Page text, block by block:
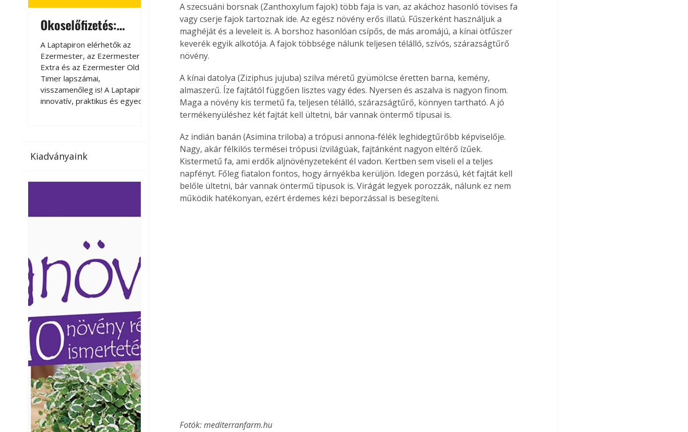
Okoselőfizetés:
Ezermester Extra
A Laptapiron elérhetők az
Ezermester, az Ezermester
Extra és az Ezermester Old
Timer lapszámai,
visszamenőleg is! A Laptapir új,
innovatív, praktikus és egyedi
az otthonában, útközben vagy
elérhetők lapszámaink. Bárhol,
Okoselőfizetés
A Laptapiron elérhetők az
Ezermester, az Ezermester
Timer lapszámai,
visszamenőleg is! A Laptapir új,
innovatív, praktikus és egyedi
megoldás a nyomtatott
magazinok digitális olvasására
számítógépen, okostelefonon
vagy táblagépen. Kényelmesen
az otthonában, útközben vagy
nyaralás, pihenés alatt is
elérhetők lapszámaink. Bárhol,
bármikor, akár külföldön élve
vagy dolgozva is olvashatók az
Együtt jobban megéri!
Bővebb információ itt!
Együtt jobban megéri! A
áron, 0 Ft postaköltséggel
megrendelhetők!
Kiadványaink
A szecsuáni borsnak (Zanthoxylum fajok) több faja is van, az akáchoz hasonló tövises fa
vagy cserje fajok tartoznak ide. Az egész növény erős illatú. Fűszerként használjuk a
maghéját és a leveleit is. A borshoz hasonlóan csípős, de más aromájú, a kínai ötfűszer
keverék egyik alkotója. A fajok többsége nálunk teljesen télálló, szívós, szárazságtűrő
növény.
A kínai datolya (Ziziphus jujuba) szilva méretű gyümölcse éretten barna, kemény,
almaszerű. Íze fajtától függően lisztes vagy édes. Nyersen és aszalva is nagyon finom.
Maga a növény kis termetű fa, teljesen télálló, szárazságtűrő, könnyen tartható. A jó
termékenyüléshez két fajtát kell ültetni, bár vannak öntermő típusai is.
Az indián banán (Asimina triloba) a trópusi annona-félék leghidegtűrőbb képviselője.
Nagy, akár félkilós termései trópusi ízvilágúak, fajtánként nagyon eltérő ízűek.
Kistermetű fa, ami erdők aljnövényzeteként él vadon. Kertben sem viseli el a teljes
napfényt. Főleg fiatalon fontos, hogy árnyékba kerüljön. Idegen porzású, két fajtát kell
belőle ültetni, bár vannak öntermű típusok is. Virágát legyek porozzák, nálunk ez nem
működik hatékonyan, ezért érdemes kézi beporzással is besegíteni.
Fotók: mediterranfarm.hu